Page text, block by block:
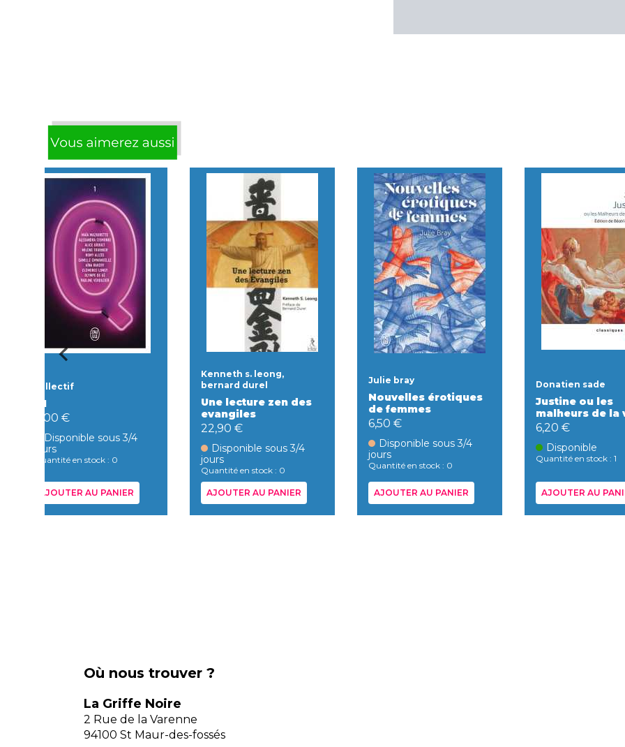
collectif
Q1
8,00 €
Disponible sous 3/4
jours
Quantité en stock : 0
AJOUTER AU PANIER
Kenneth s. leong,
bernard durel
Une lecture zen des
evangiles
22,90 €
Disponible sous 3/4
jours
Quantité en stock : 0
AJOUTER AU PANIER
Julie bray
Nouvelles érotiques
de femmes
6,50 €
Disponible sous 3/4
jours
Quantité en stock : 0
AJOUTER AU PANIER
Donatien sade
Justine ou les
malheurs de la
6,20 €
Disponible
Quantité en stock : 1
AJOUTER AU
Où nous trouver ?
La Griffe Noire
2 Rue de la Varenne
94100 St Maur-des-fossés